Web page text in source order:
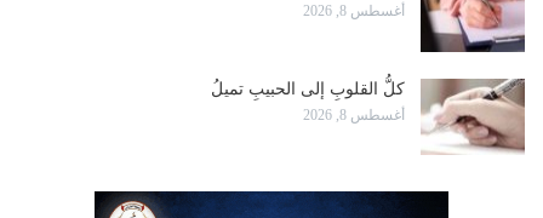
أغسطس 8, 2026
كلُّ القلوبِ إلى الحبيبِ تميلُ
أغسطس 8, 2026